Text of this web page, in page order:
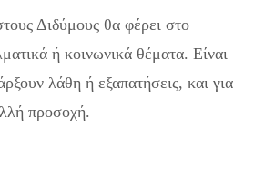
Διδύμους θα φέρει στο
ή κοινωνικά θέματα. Είναι
λάθη ή εξαπατήσεις, και για
προσοχή.